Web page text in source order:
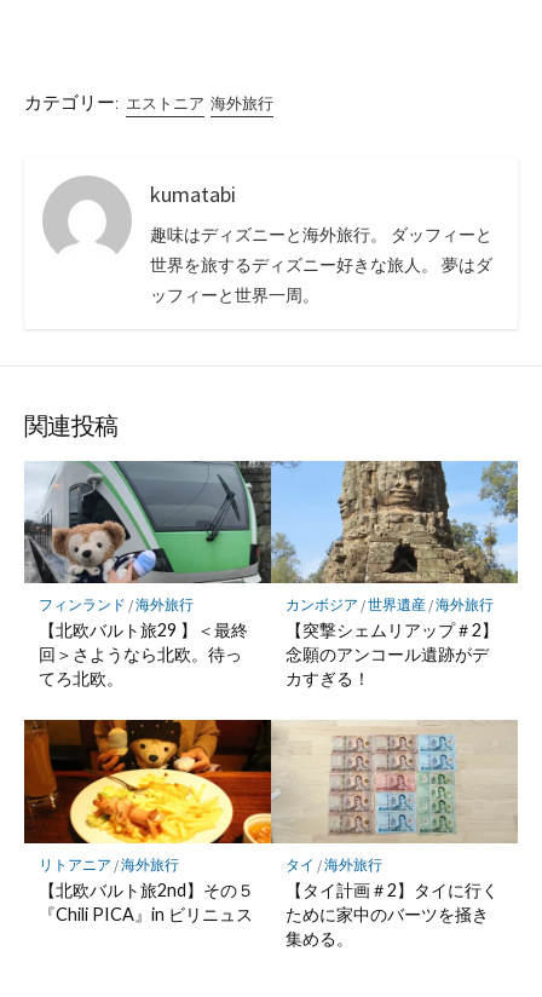
カテゴリー: エストニア 海外旅行
kumatabi
趣味はディズニーと海外旅行。 ダッフィーと
世界を旅するディズニー好きな旅人。 夢はダ
ッフィーと世界一周。
関連投稿
フィンランド /海外旅行
【北欧バルト旅29 】＜最終
回＞さようなら北欧。待っ
てろ北欧。
カンボジア /世界遺産/海外旅行
【突撃シェムリアップ＃2】
念願のアンコール遺跡がデ
カすぎる！
リトアニア /海外旅行
【北欧バルト旅2nd】その５
『Chili PICA』in ビリニュス
タイ /海外旅行
【タイ計画＃2】タイに行く
ために家中のバーツを掻き
集める。